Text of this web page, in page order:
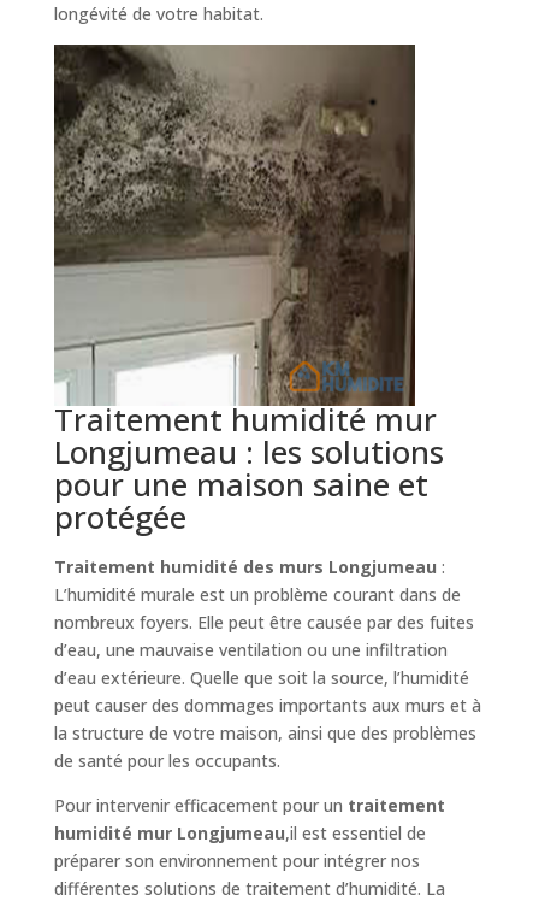
longévité de votre habitat.
Traitement humidité mur
Longjumeau : les solutions
pour une maison saine et
protégée
Traitement humidité des murs Longjumeau :
L’humidité murale est un problème courant dans de
nombreux foyers. Elle peut être causée par des fuites
d’eau, une mauvaise ventilation ou une infiltration
d’eau extérieure. Quelle que soit la source, l’humidité
peut causer des dommages importants aux murs et à
la structure de votre maison, ainsi que des problèmes
de santé pour les occupants.
Pour intervenir efficacement pour un traitement
humidité mur Longjumeau,il est essentiel de
préparer son environnement pour intégrer nos
différentes solutions de traitement d’humidité. La